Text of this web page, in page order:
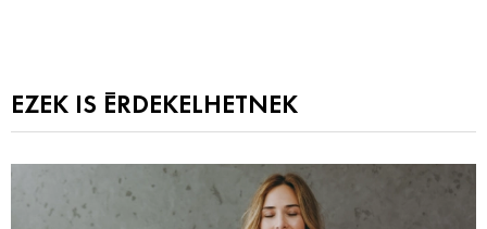
EZEK IS ÉRDEKELHETNEK